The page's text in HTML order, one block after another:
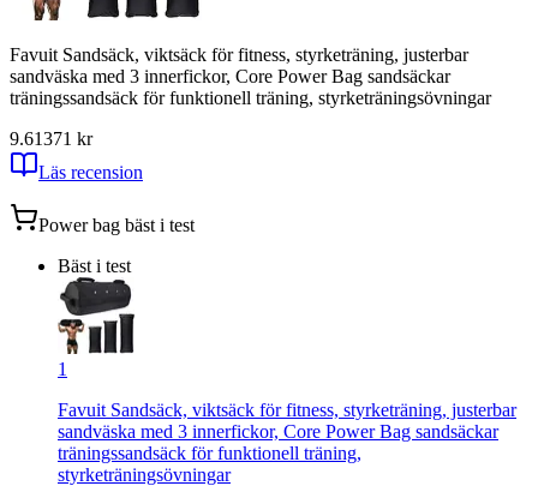
Favuit Sandsäck, viktsäck för fitness, styrketräning, justerbar
sandväska med 3 innerfickor, Core Power Bag sandsäckar
träningssandsäck för funktionell träning, styrketräningsövningar
9.61371 kr
Läs recension
Power bag bäst i test
Bäst i test
1
Favuit Sandsäck, viktsäck för fitness, styrketräning, justerbar
sandväska med 3 innerfickor, Core Power Bag sandsäckar
träningssandsäck för funktionell träning,
styrketräningsövningar